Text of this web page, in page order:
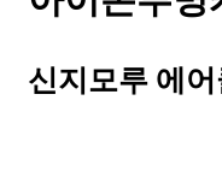
신지모루 에